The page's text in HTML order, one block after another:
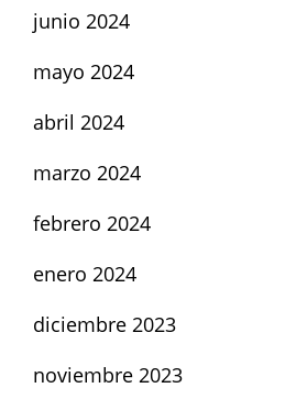
junio 2024
mayo 2024
abril 2024
marzo 2024
febrero 2024
enero 2024
diciembre 2023
noviembre 2023